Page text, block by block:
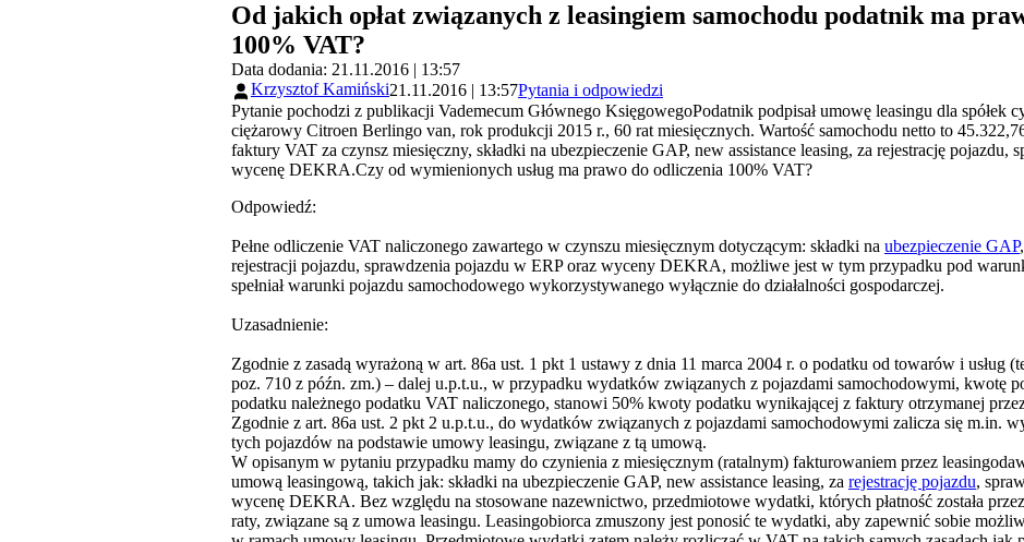
Od jakich opłat związanych z leasingiem samochodu podatnik ma
100% VAT?
Data dodania: 21.11.2016 | 13:57
Krzysztof Kamiński21.11.2016 | 13:57Pytania i odpowiedzi
Pytanie pochodzi z publikacji Vademecum Głównego KsięgowegoPodatnik podpisał umowę leasingu dla spółek
ciężarowy Citroen Berlingo van, rok produkcji 2015 r., 60 rat miesięcznych. Wartość samochodu netto to
faktury VAT za czynsz miesięczny, składki na ubezpieczenie GAP, new assistance leasing, za rejestrację pojazdu,
wycenę DEKRA.Czy od wymienionych usług ma prawo do odliczenia 100% VAT?
Odpowiedź:
Pełne odliczenie VAT naliczonego zawartego w czynszu miesięcznym dotyczącym: składki na ubezpieczenie GAP
rejestracji pojazdu, sprawdzenia pojazdu w ERP oraz wyceny DEKRA, możliwe jest w tym przypadku pod
spełniał warunki pojazdu samochodowego wykorzystywanego wyłącznie do działalności gospodarczej.
Uzasadnienie:
Zgodnie z zasadą wyrażoną w art. 86a ust. 1 pkt 1 ustawy z dnia 11 marca 2004 r. o podatku od towarów i usług
poz. 710 z późn. zm.) – dalej u.p.t.u., w przypadku wydatków związanych z pojazdami samochodowymi, kwotę
podatku należnego podatku VAT naliczonego, stanowi 50% kwoty podatku wynikającej z faktury otrzymanej
Zgodnie z art. 86a ust. 2 pkt 2 u.p.t.u., do wydatków związanych z pojazdami samochodowymi zalicza się m.in.
tych pojazdów na podstawie umowy leasingu, związane z tą umową.
W opisanym w pytaniu przypadku mamy do czynienia z miesięcznym (ratalnym) fakturowaniem przez
umową leasingową, takich jak: składki na ubezpieczenie GAP, new assistance leasing, za rejestrację pojazdu,
wycenę DEKRA. Bez względu na stosowane nazewnictwo, przedmiotowe wydatki, których płatność została
raty, związane są z umowa leasingu. Leasingobiorca zmuszony jest ponosić te wydatki, aby zapewnić sobie